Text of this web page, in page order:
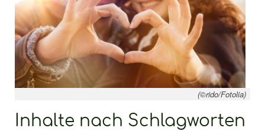
(©rido/Fotolia)
Inhalte nach Schlagworten